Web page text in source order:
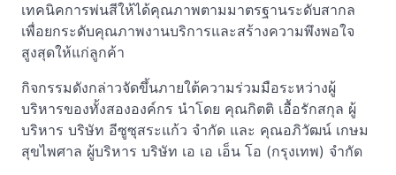
เทคนิคการพ่นสีให้ได้คุณภาพตามมาตรฐานระดับสากล
เพื่อยกระดับคุณภาพงานบริการและสร้างความพึงพอใจ
สูงสุดให้แก่ลูกค้า
กิจกรรมดังกล่าวจัดขึ้นภายใต้ความร่วมมือระหว่างผู้
บริหารของทั้งสององค์กร นำโดย คุณกิตติ เอื้อรักสกุล ผู้
บริหาร บริษัท อีซูซุสระแก้ว จำกัด และ คุณอภิวัฒน์ เกษม
สุขไพศาล ผู้บริหาร บริษัท เอ เอ เอ็น โอ (กรุงเทพ) จำกัด